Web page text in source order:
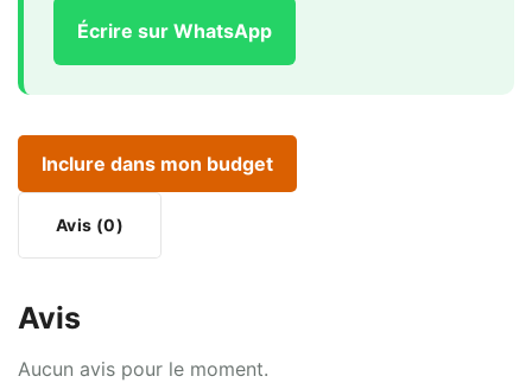
Écrire sur WhatsApp
Inclure dans mon budget
Avis (0)
Avis
Aucun avis pour le moment.